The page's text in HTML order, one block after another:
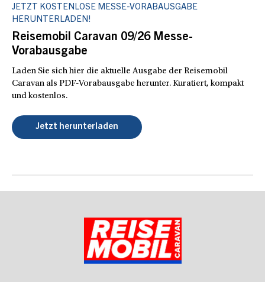
JETZT KOSTENLOSE MESSE-VORABAUSGABE
HERUNTERLADEN!
Reisemobil Caravan 09/26 Messe-
Vorabausgabe
Laden Sie sich hier die aktuelle Ausgabe der Reisemobil
Caravan als PDF-Vorabausgabe herunter. Kuratiert, kompakt
und kostenlos.
Jetzt herunterladen